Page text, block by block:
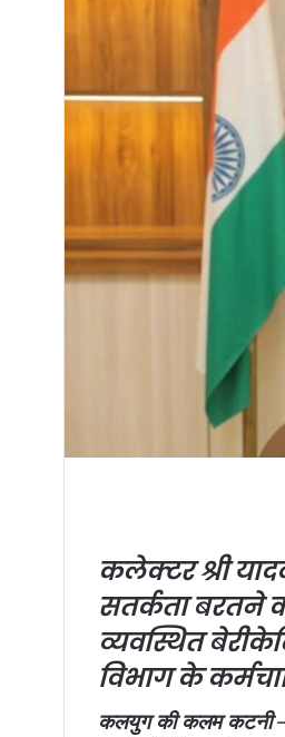
कलेक्टर श्री
सतर्कता बरतने
व्यवस्थित
विभाग के
कलयुग की कलम कटनी